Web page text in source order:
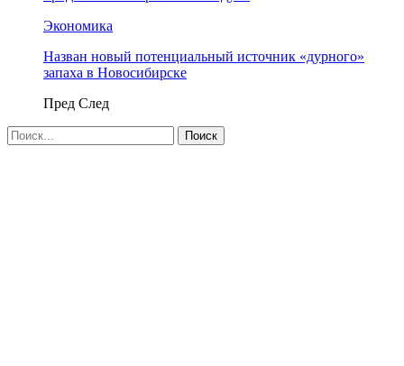
Экономика
Назван новый потенциальный источник «дурного»
запаха в Новосибирске
Пред След